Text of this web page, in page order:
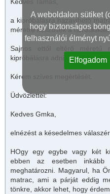
A weboldalon sütiket
hogy biztonságos
felhasználói élményt
Elfogadom
a kipróbálásra hazavihető
méretre készültek a hordtáskák
Sajnos ettől eltérő méretű
kipróbálásra adni.
Kérem szíves megértését.
Üdvözlettel:
Kedves Gmka,
elnézést a késedelmes
HOgy egy egybe vagy két
ebben az esetben inkább
meghatározni. Magyarul, ha
matrac, ami a párját eddig
tönkre, akkor lehet, hogy